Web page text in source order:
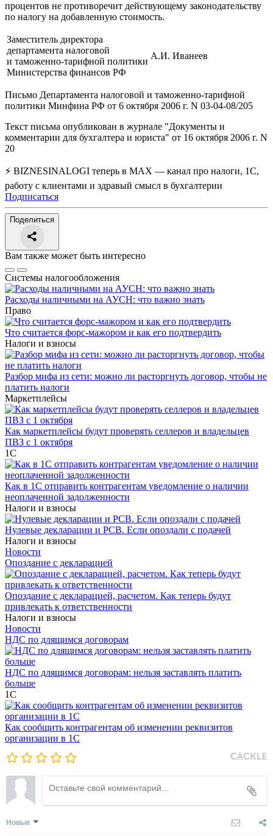
процентов не противоречит действующему законодательству
по налогу на добавленную стоимость.
Заместитель директора
департамента налоговой
и таможенно-тарифной политики
Министерства финансов РФ
А.И. Иванеев
Письмо Департамента налоговой и таможенно-тарифной
политики Минфина РФ от 6 октября 2006 г. N 03-04-08/205
Текст письма опубликован в журнале "Документы и
комментарии для бухгалтера и юриста" от 16 октября 2006 г. N
20
⚡ BIZNESINALOGI теперь в MAX — канал про налоги, 1С,
работу с клиентами и здравый смысл в бухгалтерии
Подписаться
Поделиться
Вам также может быть интересно
Системы налогообложения
Расходы наличными на АУСН: что важно знать
Право
Что считается форс-мажором и как его подтвердить
Налоги и взносы
Разбор мифа из сети: можно ли расторгнуть договор, чтобы не
платить налоги
Маркетплейсы
Как маркетплейсы будут проверять селлеров и владельцев
ПВЗ с 1 октября
1С
Как в 1С отправить контрагентам уведомление о наличии
неоплаченной задолженности
Налоги и взносы
Нулевые декларации и РСВ. Если опоздали с подачей
Налоги и взносы
Новости
Опоздание с декларацией
Опоздание с декларацией, расчетом. Как теперь будут
привлекать к ответственности
Налоги и взносы
Новости
НДС по длящимся договорам
НДС по длящимся договорам: нельзя заставлять платить
больше
1С
Как сообщить контрагентам об изменении реквизитов
организации в 1C
Новые